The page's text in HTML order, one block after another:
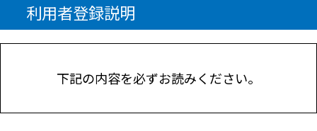
利用者登録説明
下記の内容を必ずお読みください。